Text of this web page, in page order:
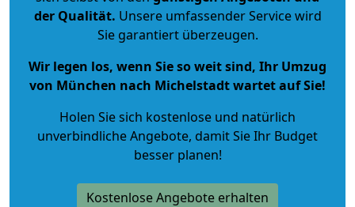
der Qualität. Unsere umfassender Service wird
Sie garantiert überzeugen.
Wir legen los, wenn Sie so weit sind, Ihr Umzug
von München nach Michelstadt wartet auf Sie!
Holen Sie sich kostenlose und natürlich
unverbindliche Angebote, damit Sie Ihr Budget
besser planen!
Kostenlose Angebote erhalten